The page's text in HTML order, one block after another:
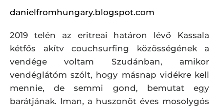
danielfromhungary.blogspot.com
2019 telén az eritreai határon lévő Kassala
kétfős akítv couchsurfing közösségének a
vendége voltam Szudánban, amikor
vendéglátóm szólt, hogy másnap vidékre kell
mennie, de semmi gond, bemutat egy
barátjának. Iman, a huszonöt éves mosolygós